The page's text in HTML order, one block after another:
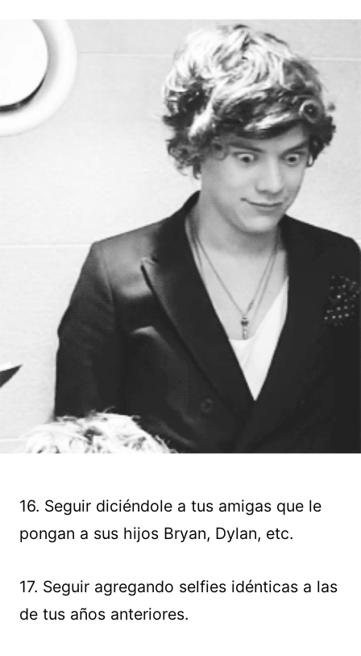
16. Seguir diciéndole a tus amigas que le
pongan a sus hijos Bryan, Dylan, etc.
17. Seguir agregando selfies idénticas a las
de tus años anteriores.